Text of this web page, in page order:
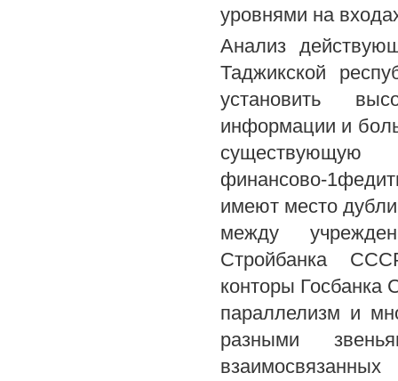
уровнями на
Анализ
Таджикской
установить
информации и
финансово-
имеют место
между
Стройбанка
конторы
параллелизм и
разными